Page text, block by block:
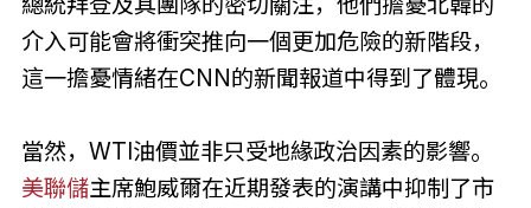
介入可能會將衝突推向一個更加危險的新階段，
這一擔憂情緒在CNN的新聞報道中得到了體現。
當然，WTI油價並非只受地緣政治因素的影響。
美聯儲主席鮑威爾在近期發表的演講中抑制了市